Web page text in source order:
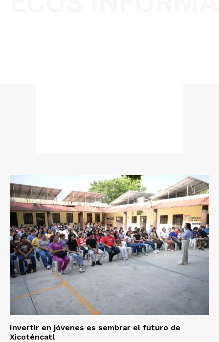
Invertir en jóvenes es sembrar el futuro de
Xicoténcatl